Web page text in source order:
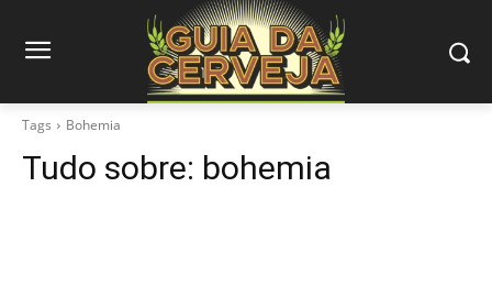
Tags Bohemia
Tudo sobre: bohemia